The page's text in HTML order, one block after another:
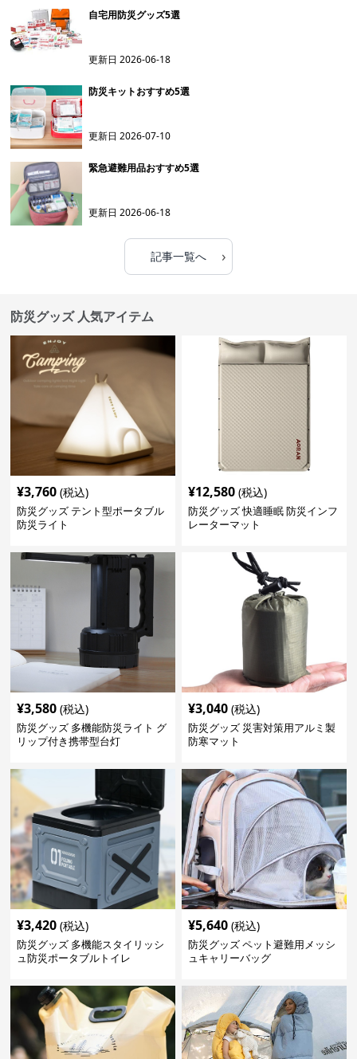
自宅用防災グッズ5選
更新日2026-06-18
防災キットおすすめ5選
更新日2026-07-10
緊急避難用品おすすめ5選
更新日2026-06-18
記事一覧へ ›
防災グッズ 人気アイテム
¥3,760 (税込)
防災グッズ テント型ポータブル
防災ライト
¥12,580 (税込)
防災グッズ 快適睡眠 防災インフ
レーターマット
¥3,580 (税込)
防災グッズ 多機能防災ライト グ
リップ付き携帯型台灯
¥3,040 (税込)
防災グッズ 災害対策用アルミ製
防寒マット
¥3,420 (税込)
防災グッズ 多機能スタイリッシ
ュ防災ポータブルトイレ
¥5,640 (税込)
防災グッズ ペット避難用メッシ
ュキャリーバッグ